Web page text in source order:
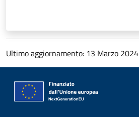
Ultimo aggiornamento: 13 Marzo 2024